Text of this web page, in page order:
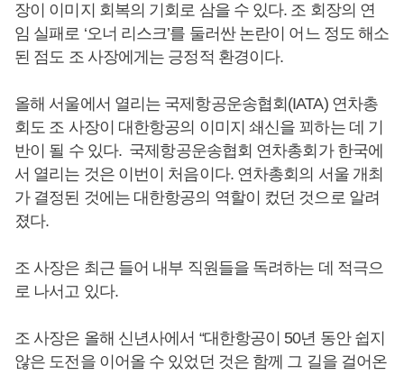
장이 이미지 회복의 기회로 삼을 수 있다. 조 회장의 연
임 실패로 ‘오너 리스크’를 둘러싼 논란이 어느 정도 해소
된 점도 조 사장에게는 긍정적 환경이다.
올해 서울에서 열리는 국제항공운송협회(IATA) 연차총
회도 조 사장이 대한항공의 이미지 쇄신을 꾀하는 데 기
반이 될 수 있다. 국제항공운송협회 연차총회가 한국에
서 열리는 것은 이번이 처음이다. 연차총회의 서울 개최
가 결정된 것에는 대한항공의 역할이 컸던 것으로 알려
졌다.
조 사장은 최근 들어 내부 직원들을 독려하는 데 적극으
로 나서고 있다.
조 사장은 올해 신년사에서 “대한항공이 50년 동안 쉽지
않은 도전을 이어올 수 있었던 것은 함께 그 길을 걸어온